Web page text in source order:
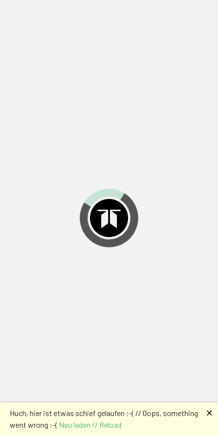
Huch, hier ist etwas schief gelaufen :-( // Oops, something
went wrong :-( Neu laden // Reload
🗙